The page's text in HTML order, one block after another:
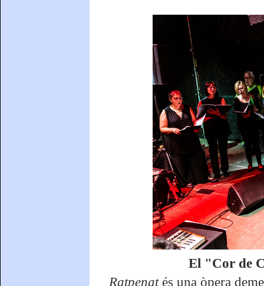
El "Cor de
Ratpenat és una òpera